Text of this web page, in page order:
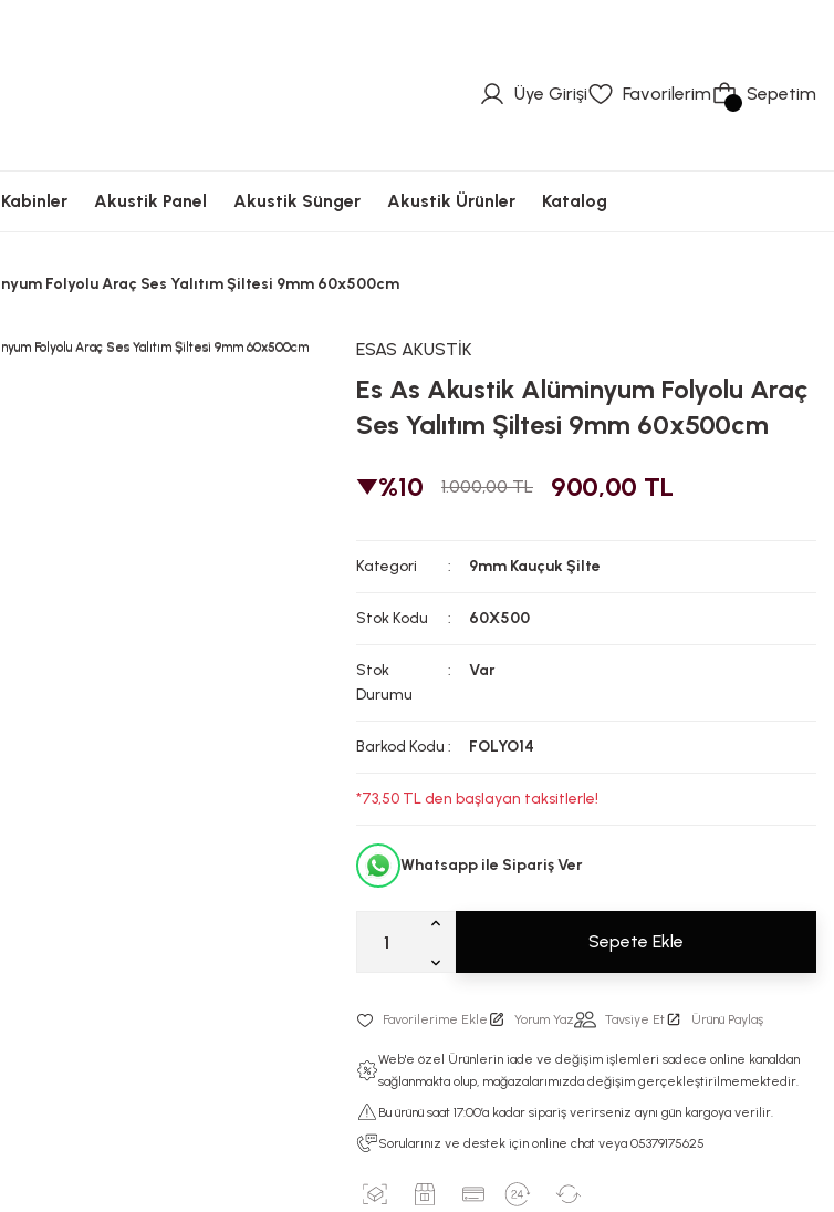
Üye Girişi Favorilerim Sepetim
Akustik Panel Akustik Sünger Akustik Ürünler Katalog
Folyolu Araç Ses Yalıtım Şiltesi 9mm 60x500cm
ESAS AKUSTİK
Es As Akustik Alüminyum Folyolu Araç
Ses Yalıtım Şiltesi 9mm 60x500cm
%10
1.000,00 TL 900,00 TL
Kategori 9mm Kauçuk Şilte
Stok Kodu 60X500
Stok
Durumu
Var
Barkod Kodu FOLYO14
*73,50 TL den başlayan taksitlerle!
Whatsapp ile Sipariş Ver
Sepete Ekle
Yorum Yaz Tavsiye Et Ürünü Paylaş
Web'e özel Ürünlerin iade ve değişim işlemleri sadece online kanaldan
sağlanmakta olup, mağazalarımızda değişim gerçekleştirilmemektedir.
Bu ürünü saat 17:00’a kadar sipariş verirseniz aynı gün kargoya verilir.
Sorularınız ve destek için online chat veya 05379175625